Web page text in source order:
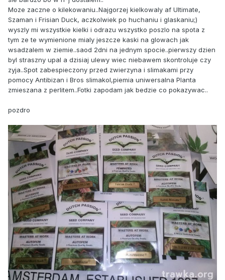
Moze zaczne o kilekowaniu..Najgorzej kielkowaly af Ultimate,
Szaman i Frisian Duck, aczkolwiek po huchaniu i glaskaniu;)
wyszly mi wszystkie kielki i odrazu wszystko poszlo na spota z
tym ze te wymienione mialy jeszcze kaski na glowach jak
wsadzalem w ziemie..saod 2dni na jednym spocie..pierwszy dzien
byl straszny upal a dzisiaj ulewy wiec niebawem skontroluje czy
zyja..Spot zabespieczony przed zwierzyna i slimakami przy
pomocy Antibizan i Bros slimakol,piemia uniwersalna Planta
zmieszana z perlitem..Fotki zapodam jak bedzie co pokazywac..
pozdro